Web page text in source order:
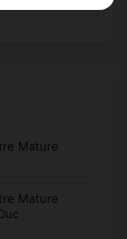
Mature
Mature